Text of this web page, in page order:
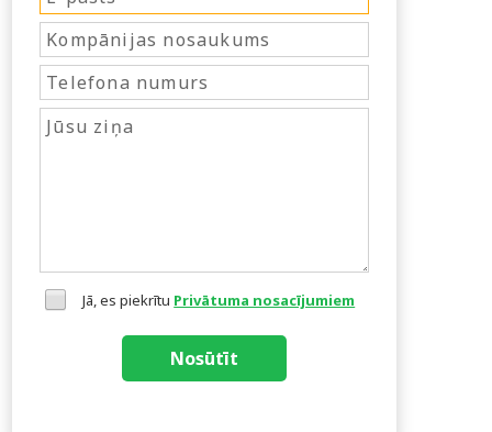
Jā, es piekrītu Privātuma nosacījumiem
Nosūtīt